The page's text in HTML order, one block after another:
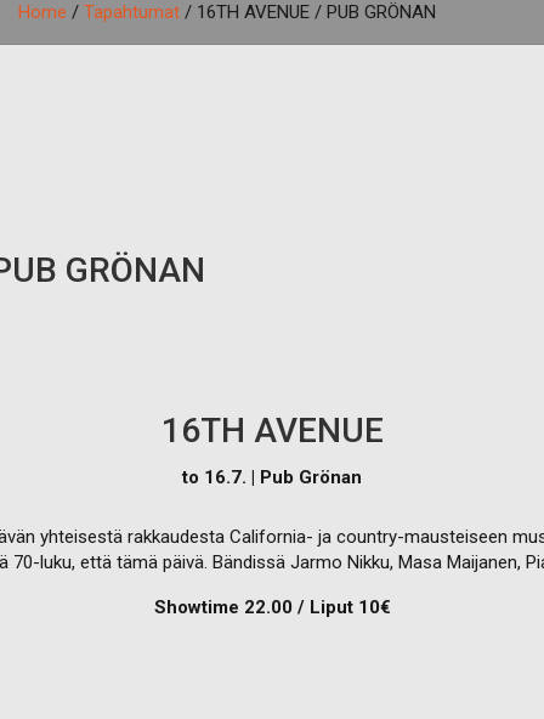
Home Tapahtumat 16TH AVENUE / PUB GRÖNAN
GRÖNAN
16TH AVENUE
to 16.7. | Pub Grönan
yhteisestä rakkaudesta California- ja country-mausteiseen
luku, että tämä päivä. Bändissä Jarmo Nikku, Masa Maijanen,
Showtime 22.00 / Liput 10€